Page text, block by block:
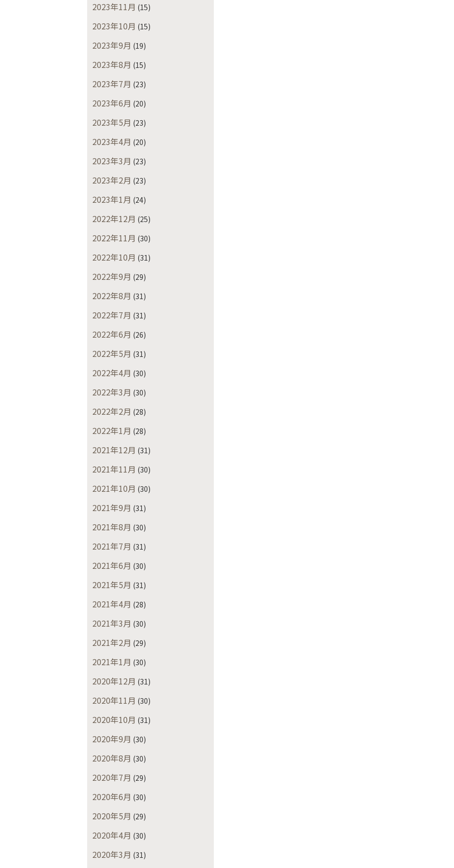
2023年11月 (15)
2023年10月 (15)
2023年9月 (19)
2023年8月 (15)
2023年7月 (23)
2023年6月 (20)
2023年5月 (23)
2023年4月 (20)
2023年3月 (23)
2023年2月 (23)
2023年1月 (24)
2022年12月 (25)
2022年11月 (30)
2022年10月 (31)
2022年9月 (29)
2022年8月 (31)
2022年7月 (31)
2022年6月 (26)
2022年5月 (31)
2022年4月 (30)
2022年3月 (30)
2022年2月 (28)
2022年1月 (28)
2021年12月 (31)
2021年11月 (30)
2021年10月 (30)
2021年9月 (31)
2021年8月 (30)
2021年7月 (31)
2021年6月 (30)
2021年5月 (31)
2021年4月 (28)
2021年3月 (30)
2021年2月 (29)
2021年1月 (30)
2020年12月 (31)
2020年11月 (30)
2020年10月 (31)
2020年9月 (30)
2020年8月 (30)
2020年7月 (29)
2020年6月 (30)
2020年5月 (29)
2020年4月 (30)
2020年3月 (31)